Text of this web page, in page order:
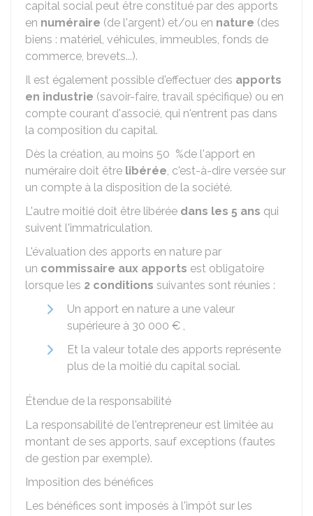
capital social peut être constitué par des apports
en numéraire (de l'argent) et/ou en nature (des
biens : matériel, véhicules, immeubles, fonds de
commerce, brevets...).
Il est également possible d'effectuer des apports
en industrie (savoir-faire, travail spécifique) ou en
compte courant d'associé, qui n'entrent pas dans
la composition du capital.
Dès la création, au moins 50 %de l'apport en
numéraire doit être libérée, c'est-à-dire versée sur
un compte à la disposition de la société.
L'autre moitié doit être libérée dans les 5 ans qui
suivent l'immatriculation.
L'évaluation des apports en nature par
un commissaire aux apports est obligatoire
lorsque les 2 conditions suivantes sont réunies :
Un apport en nature a une valeur
supérieure à 30 000 € ,
Et la valeur totale des apports représente
plus de la moitié du capital social.
Étendue de la responsabilité
La responsabilité de l'entrepreneur est limitée au
montant de ses apports, sauf exceptions (fautes
de gestion par exemple).
Imposition des bénéfices
Les bénéfices sont imposés à l'impôt sur les